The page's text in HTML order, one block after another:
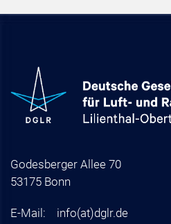
Godesberger Allee 70
53175 Bonn
E-Mail: info(at)dglr.de